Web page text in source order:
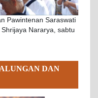
Pawintenan Saraswati
Nararya, sabtu
DAN